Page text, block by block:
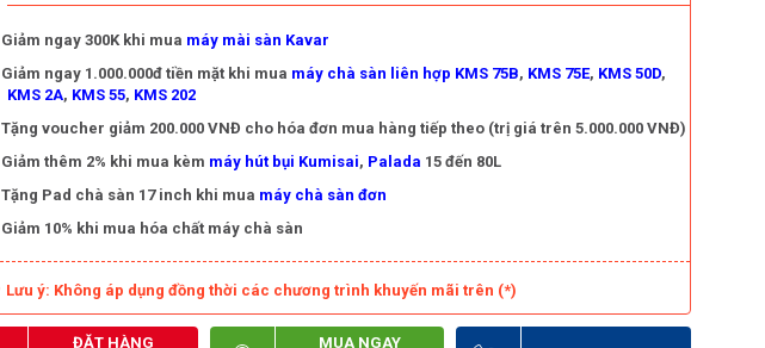
Giảm ngay 300K khi mua máy mài sàn Kavar
Giảm ngay 1.000.000đ tiền mặt khi mua máy chà sàn liên hợp KMS 75B, KMS 75E, KMS 50D,
KMS 2A, KMS 55, KMS 202
Tặng voucher giảm 200.000 VNĐ cho hóa đơn mua hàng tiếp theo (trị giá trên 5.000.000 VNĐ)
Giảm thêm 2% khi mua kèm máy hút bụi Kumisai, Palada 15 đến 80L
Tặng Pad chà sàn 17 inch khi mua máy chà sàn đơn
Giảm 10% khi mua hóa chất máy chà sàn
Lưu ý: Không áp dụng đồng thời các chương trình khuyến mãi trên (*)
ĐẶT HÀNG
MUA NGAY